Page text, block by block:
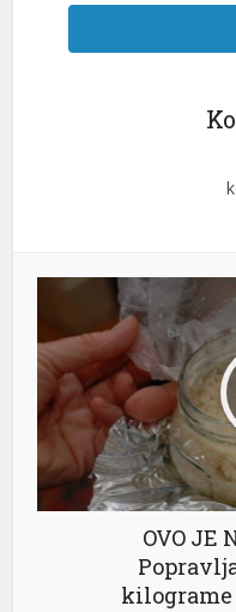
OVO JE
kilograme